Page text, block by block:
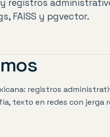
registros
FAISS y pgvector.
registros
texto en redes con jerga